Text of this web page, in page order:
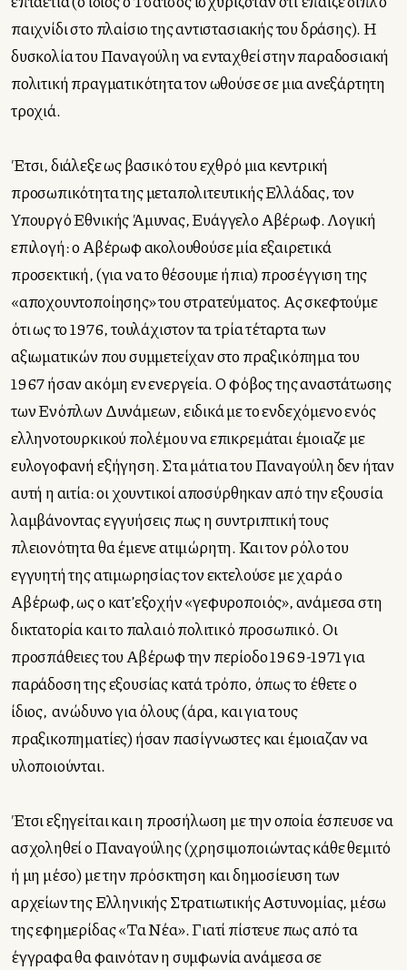
παιχνίδι στο πλαίσιο της αντιστασιακής του δράσης). Η
δυσκολία του Παναγούλη να ενταχθεί στην παραδοσιακή
πολιτική πραγματικότητα τον ωθούσε σε μια ανεξάρτητη
τροχιά.
Έτσι, διάλεξε ως βασικό του εχθρό μια κεντρική
προσωπικότητα της μεταπολιτευτικής Ελλάδας, τον
Υπουργό Εθνικής Άμυνας, Ευάγγελο Αβέρωφ. Λογική
επιλογή: ο Αβέρωφ ακολουθούσε μία εξαιρετικά
προσεκτική, (για να το θέσουμε ήπια) προσέγγιση της
«αποχουντοποίησης» του στρατεύματος. Ας σκεφτούμε
ότι ως το 1976, τουλάχιστον τα τρία τέταρτα των
αξιωματικών που συμμετείχαν στο πραξικόπημα του
1967 ήσαν ακόμη εν ενεργεία. Ο φόβος της αναστάτωσης
των Ενόπλων Δυνάμεων, ειδικά με το ενδεχόμενο ενός
ελληνοτουρκικού πολέμου να επικρεμάται έμοιαζε με
ευλογοφανή εξήγηση. Στα μάτια του Παναγούλη δεν ήταν
αυτή η αιτία: οι χουντικοί αποσύρθηκαν από την εξουσία
λαμβάνοντας εγγυήσεις πως η συντριπτική τους
πλειονότητα θα έμενε ατιμώρητη. Και τον ρόλο του
εγγυητή της ατιμωρησίας τον εκτελούσε με χαρά ο
Αβέρωφ, ως ο κατ’εξοχήν «γεφυροποιός», ανάμεσα στη
δικτατορία και το παλαιό πολιτικό προσωπικό. Οι
προσπάθειες του Αβέρωφ την περίοδο 1969-1971 για
παράδοση της εξουσίας κατά τρόπο, όπως το έθετε ο
ίδιος, ανώδυνο για όλους (άρα, και για τους
πραξικοπηματίες) ήσαν πασίγνωστες και έμοιαζαν να
υλοποιούνται.
Έτσι εξηγείται και η προσήλωση με την οποία έσπευσε να
ασχοληθεί ο Παναγούλης (χρησιμοποιώντας κάθε θεμιτό
ή μη μέσο) με την πρόσκτηση και δημοσίευση των
αρχείων της Ελληνικής Στρατιωτικής Αστυνομίας, μέσω
της εφημερίδας «Τα Νέα». Γιατί πίστευε πως από τα
έγγραφα θα φαινόταν η συμφωνία ανάμεσα σε